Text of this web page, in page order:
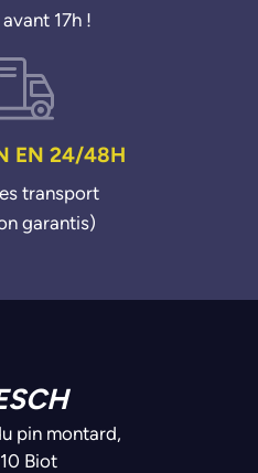
17h !
EN 24/48H
transport
garantis)
pin montard,
Biot